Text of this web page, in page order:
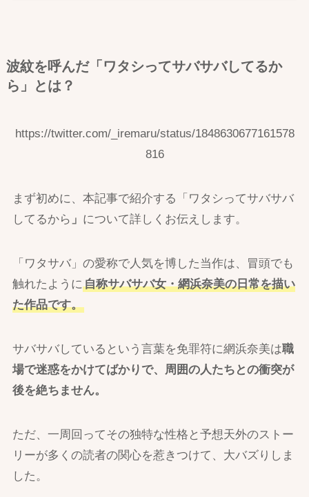
波紋を呼んだ「ワタシってサバサバしてるか
ら」とは？
https://twitter.com/_iremaru/status/1848630677161578
816
まず初めに、本記事で紹介する「ワタシってサバサバ
してるから 」 について詳しくお伝えします。
「ワタサバ」の愛称で人気を博した当作は、冒頭でも
触れたように 自称サバサバ女・網浜奈美の日常を描い
た作品です。
サバサバしているという言葉を免罪符に網浜奈美は職
場で迷惑をかけてばかりで、周囲の人たちとの衝突が
後を絶ちません。
ただ、一周回ってその独特な性格と予想天外のストー
リーが多くの読者の関心を惹きつけて、大バズりしま
した。